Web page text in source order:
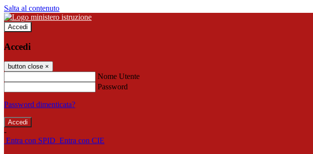
Salta al contenuto
Accedi
Accedi
button close ×
Nome Utente
Password
Password dimenticata?
-
Entra con SPID Entra con CIE